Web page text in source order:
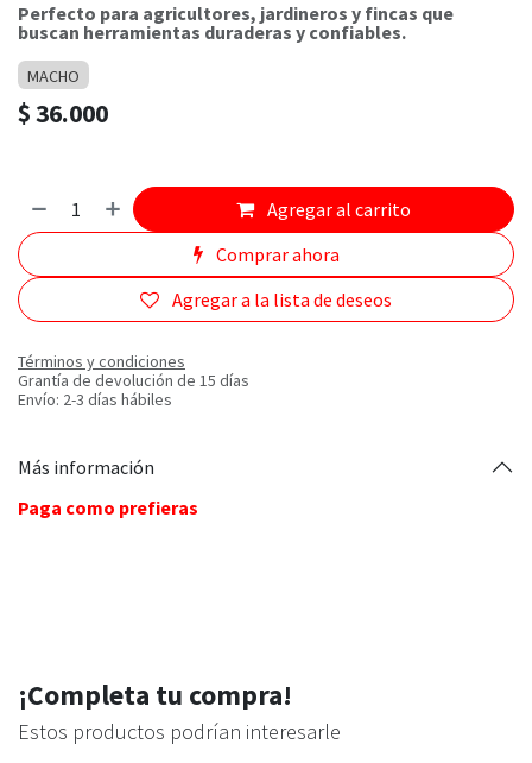
Perfecto para agricultores, jardineros y fincas que
buscan herramientas duraderas y confiables.
MACHO
$36.000
Agregar al carrito
Comprar ahora
Agregar a la lista de deseos
Términos y condiciones
Grantía de devolución de 15 días
Envío: 2-3 días hábiles
Más información
Paga como prefieras
¡Completa tu compra!
Estos productos podrían interesarle